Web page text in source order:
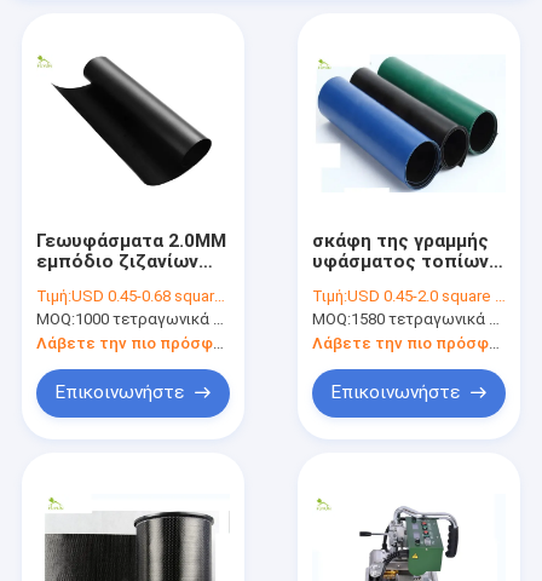
Γεωυφάσματα 2.0MM
εμπόδιο ζιζανίων
Τιμή:USD 0.45-0.68 square meters
MOQ:1000 τετραγωνικά μέτρα
Λάβετε την πιο πρόσφατη τιμή
Επικοινωνήστε
σκάφη της γραμμής
υφάσματος τοπίων
Τιμή:USD 0.45-2.0 square meters
MOQ:1580 τετραγωνικά μέτρα
Επικοινωνήστε